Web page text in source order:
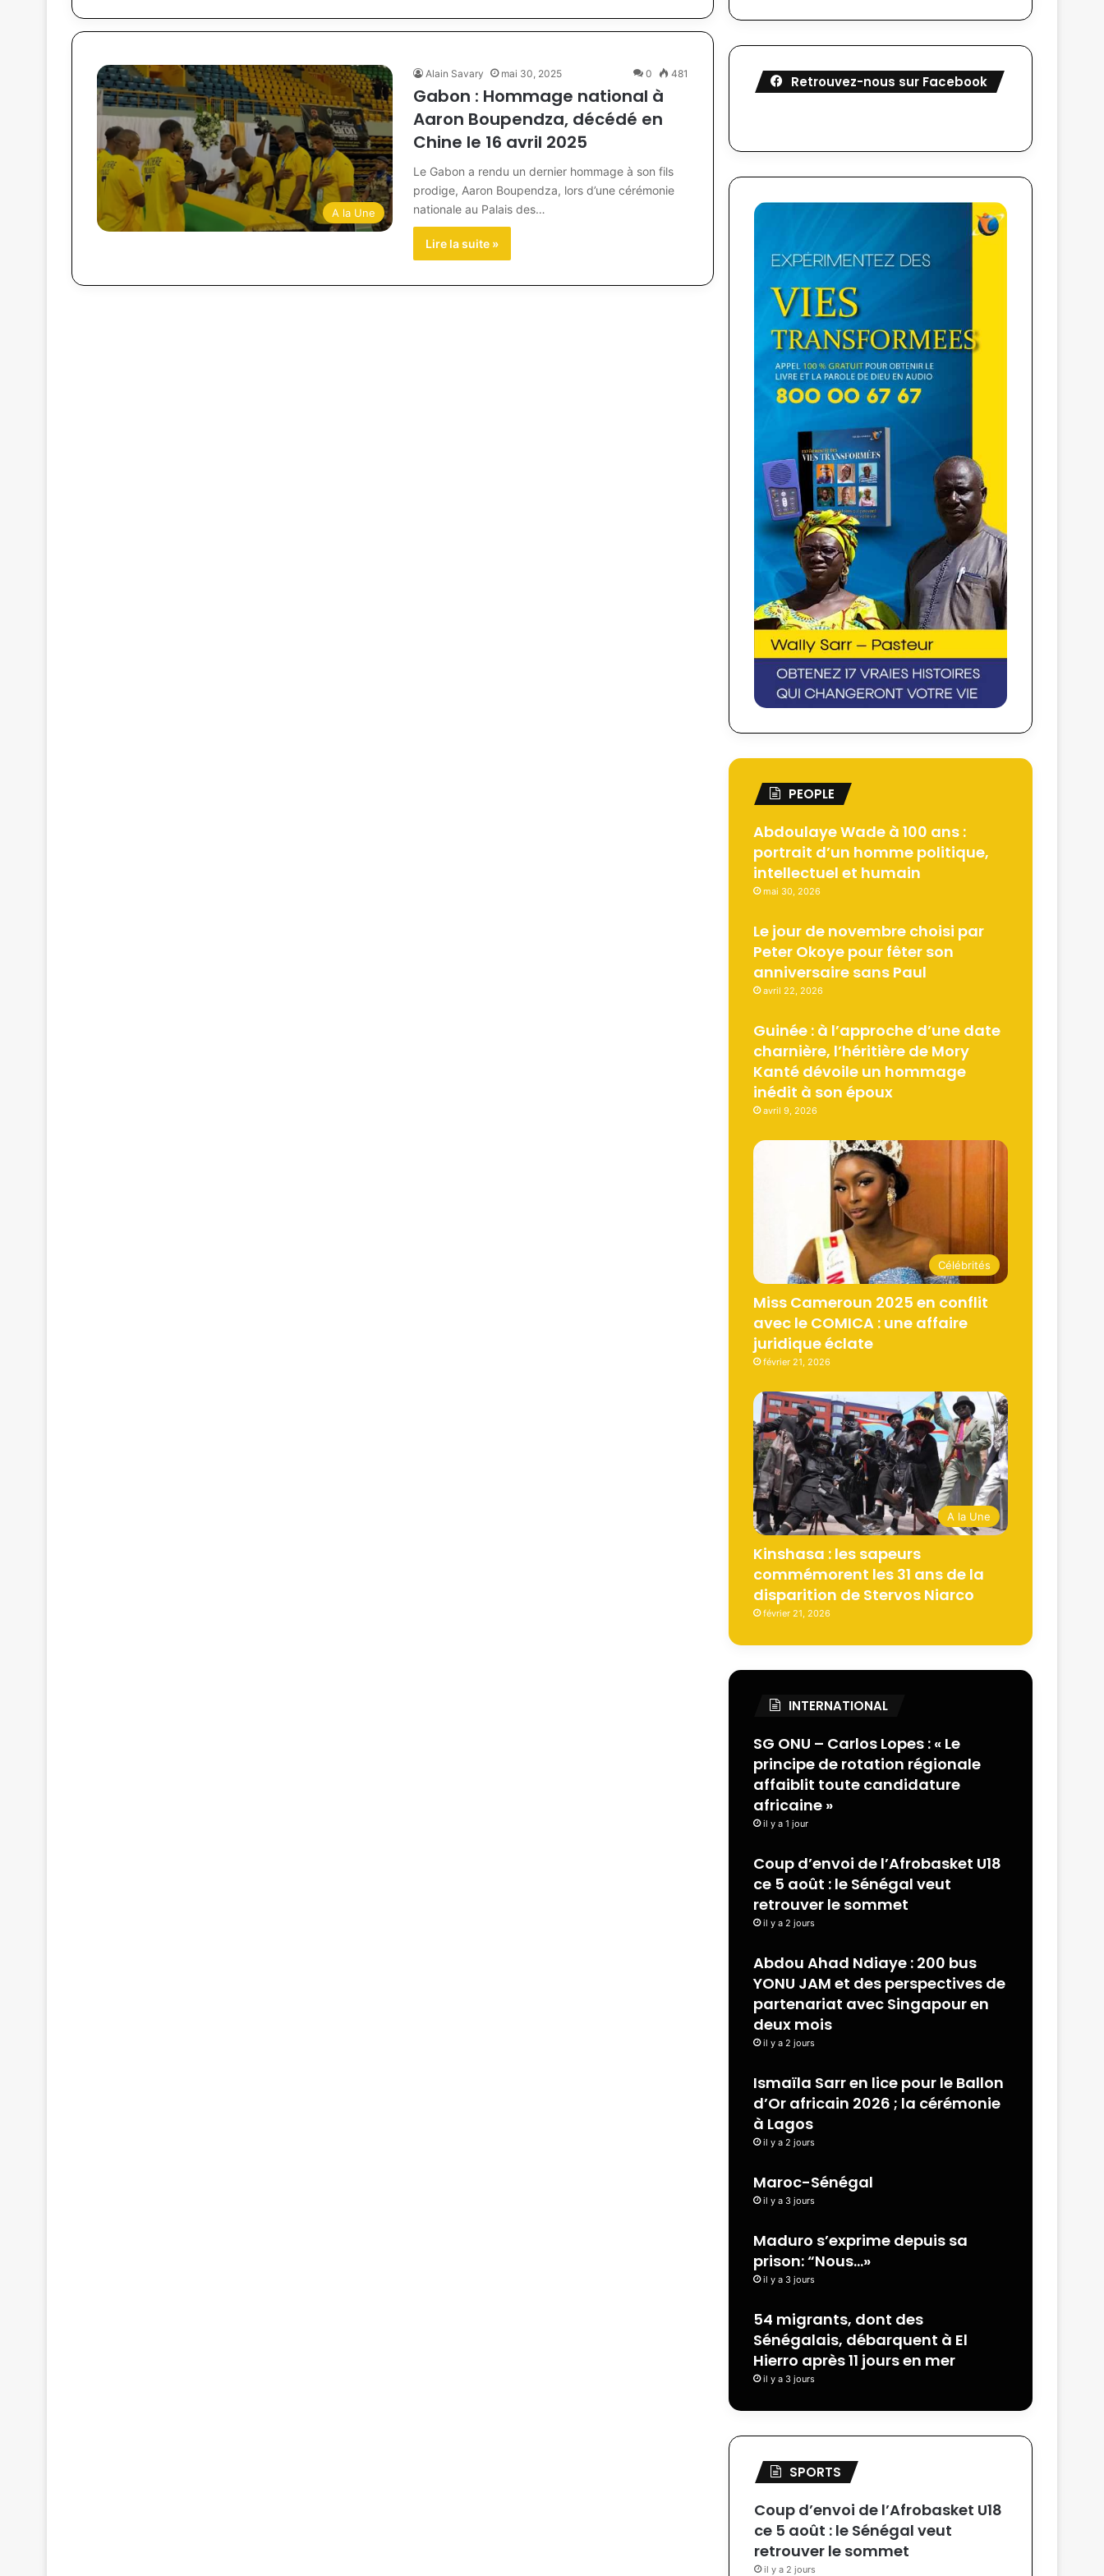
A la Une
Alain Savary mai 30, 2025 0 481
Gabon : Hommage national à
Aaron Boupendza, décédé en
Chine le 16 avril 2025
Le Gabon a rendu un dernier hommage à son fils
prodige, Aaron Boupendza, lors d’une cérémonie
nationale au Palais des…
Lire la suite »
Retrouvez-nous sur Facebook
PEOPLE
Abdoulaye Wade à 100 ans :
portrait d’un homme politique,
intellectuel et humain
mai 30, 2026
Le jour de novembre choisi par
Peter Okoye pour fêter son
anniversaire sans Paul
avril 22, 2026
Guinée : à l’approche d’une date
charnière, l’héritière de Mory
Kanté dévoile un hommage
inédit à son époux
avril 9, 2026
Célébrités
Miss Cameroun 2025 en conflit
avec le COMICA : une affaire
juridique éclate
février 21, 2026
A la Une
Kinshasa : les sapeurs
commémorent les 31 ans de la
disparition de Stervos Niarco
février 21, 2026
INTERNATIONAL
SG ONU – Carlos Lopes : « Le
principe de rotation régionale
affaiblit toute candidature
africaine »
il y a 1 jour
Coup d’envoi de l’Afrobasket U18
ce 5 août : le Sénégal veut
retrouver le sommet
il y a 2 jours
Abdou Ahad Ndiaye : 200 bus
YONU JAM et des perspectives de
partenariat avec Singapour en
deux mois
il y a 2 jours
Ismaïla Sarr en lice pour le Ballon
d’Or africain 2026 ; la cérémonie
à Lagos
il y a 2 jours
Maroc-Sénégal
il y a 3 jours
Maduro s’exprime depuis sa
prison: “Nous…»
il y a 3 jours
54 migrants, dont des
Sénégalais, débarquent à El
Hierro après 11 jours en mer
il y a 3 jours
SPORTS
Coup d’envoi de l’Afrobasket U18
ce 5 août : le Sénégal veut
retrouver le sommet
il y a 2 jours